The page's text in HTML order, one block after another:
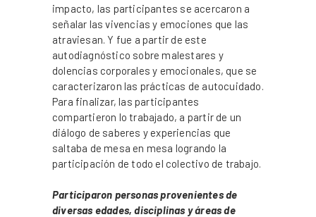
impacto, las participantes se acercaron a
señalar las vivencias y emociones que las
atraviesan. Y fue a partir de este
autodiagnóstico sobre malestares y
dolencias corporales y emocionales, que se
caracterizaron las prácticas de autocuidado.
Para finalizar, las participantes
compartieron lo trabajado, a partir de un
diálogo de saberes y experiencias que
saltaba de mesa en mesa logrando la
participación de todo el colectivo de trabajo.
Participaron personas provenientes de
diversas edades, disciplinas y áreas de